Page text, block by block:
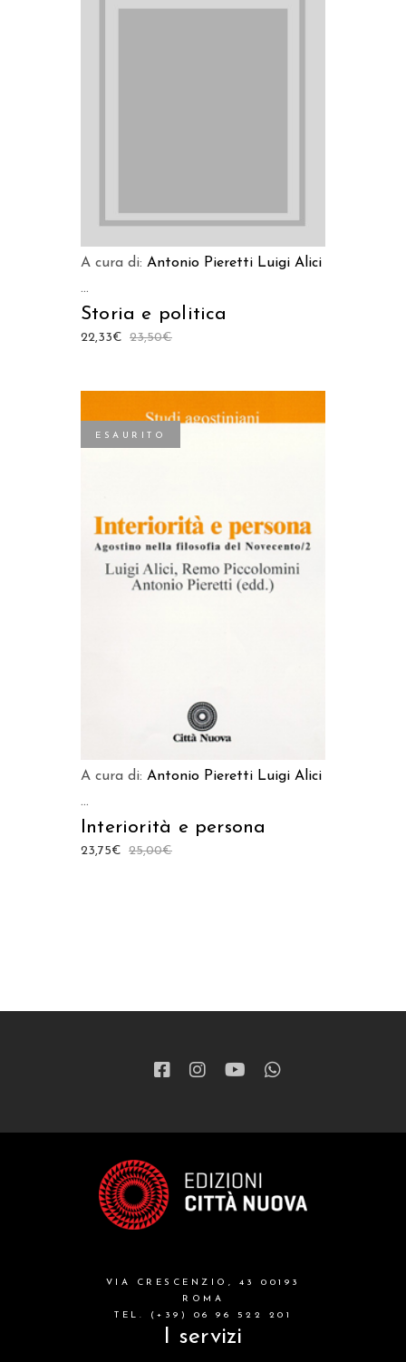
A cura di: Antonio Pieretti Luigi Alici
...
Storia e politica
23,50€
22,33€
ESAURITO
LEGGI TUTTO
A cura di: Antonio Pieretti Luigi Alici
...
Interiorità e persona
25,00€
23,75€
VIA CRESCENZIO, 43 00193
ROMA
TEL. (+39) 06 96 522 201
I servizi